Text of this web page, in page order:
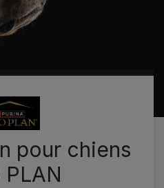
pour chiens
PLAN